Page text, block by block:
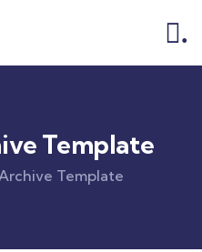
.
Template
Template